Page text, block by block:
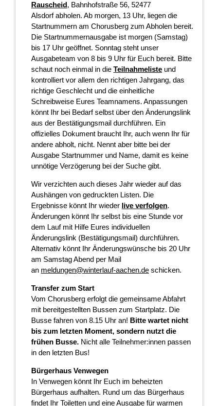
Rauscheid, Bahnhofstraße 56, 52477
Alsdorf abholen. Ab morgen, 13 Uhr, liegen die
Startnummern am Chorusberg zum Abholen bereit.
Die Startnummernausgabe ist morgen (Samstag)
bis 17 Uhr geöffnet. Sonntag steht unser
Ausgabeteam von 8 bis 9 Uhr für Euch bereit. Bitte
schaut noch einmal in die Teilnahmeliste und
kontrolliert vor allem den richtigen Jahrgang, das
richtige Geschlecht und die einheitliche
Schreibweise Eures Teamnamens. Anpassungen
könnt Ihr bei Bedarf selbst über den Änderungslink
aus der Bestätigungsmail durchführen. Ein
offizielles Dokument braucht Ihr, auch wenn Ihr für
andere abholt, nicht. Nennt aber bitte bei der
Ausgabe Startnummer und Name, damit es keine
unnötige Verzögerung bei der Suche gibt.
Wir verzichten auch dieses Jahr wieder auf das
Aushängen von gedruckten Listen. Die
Ergebnisse könnt Ihr wieder live verfolgen.
Änderungen könnt Ihr selbst bis eine Stunde vor
dem Lauf mit Hilfe Eures individuellen
Änderungslink (Bestätigungsmail) durchführen.
Alternativ könnt Ihr Änderungswünsche bis 20 Uhr
am Samstag Abend per Mail
an meldungen@winterlauf-aachen.de schicken.
Transfer zum Start
Vom Chorusberg erfolgt die gemeinsame Abfahrt
mit bereitgestellten Bussen zum Startplatz. Die
Busse fahren von 8.15 Uhr an! Bitte wartet nicht
bis zum letzten Moment, sondern nutzt die
frühen Busse. Nicht alle Teilnehmer:innen passen
in den letzten Bus!
Bürgerhaus Venwegen
In Venwegen könnt Ihr Euch im beheizten
Bürgerhaus aufhalten. Rund um das Bürgerhaus
findet Ihr Toiletten und eine Ausgabe für warmen